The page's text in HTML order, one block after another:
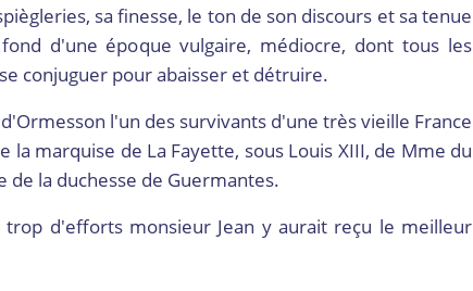
sa finesse, le ton de son discours et sa tenue
d'une époque vulgaire, médiocre, dont tous les
conjuguer pour abaisser et détruire.
l'un des survivants d'une très vieille France
la marquise de La Fayette, sous Louis XIII, de Mme du
de la duchesse de Guermantes.
trop d'efforts monsieur Jean y aurait reçu le meilleur